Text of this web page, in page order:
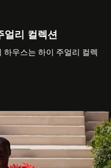
얼리 컬렉션
하우스는 하이 주얼리 컬렉